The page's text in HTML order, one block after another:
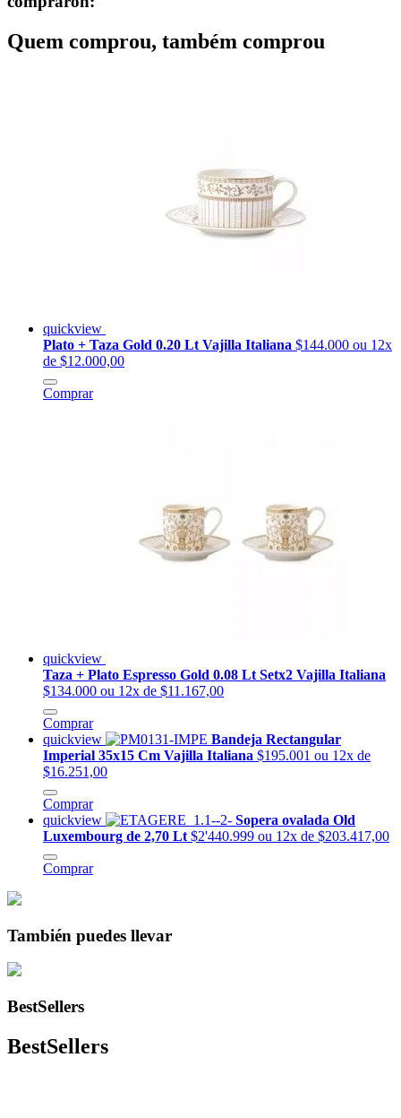
Quem comprou, também comprou
quickview
Plato + Taza Gold 0.20 Lt Vajilla Italiana $144.000 ou 12x
de $12.000,00
Comprar
quickview
Taza + Plato Espresso Gold 0.08 Lt Setx2 Vajilla Italiana
$134.000 ou 12x de $11.167,00
Comprar
quickview
Bandeja Rectangular
Imperial 35x15 Cm Vajilla Italiana $195.001 ou 12x de
$16.251,00
Comprar
quickview
Sopera ovalada Old
Luxembourg de 2,70 Lt $2'440.999 ou 12x de $203.417,00
Comprar
También puedes llevar
BestSellers
BestSellers